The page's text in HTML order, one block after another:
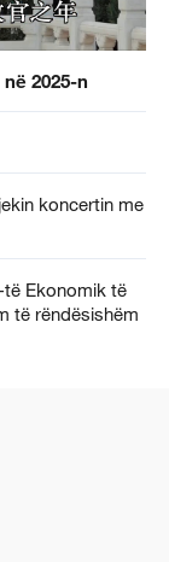
2025-n
koncertin me
të Ekonomik të
të rëndësishëm